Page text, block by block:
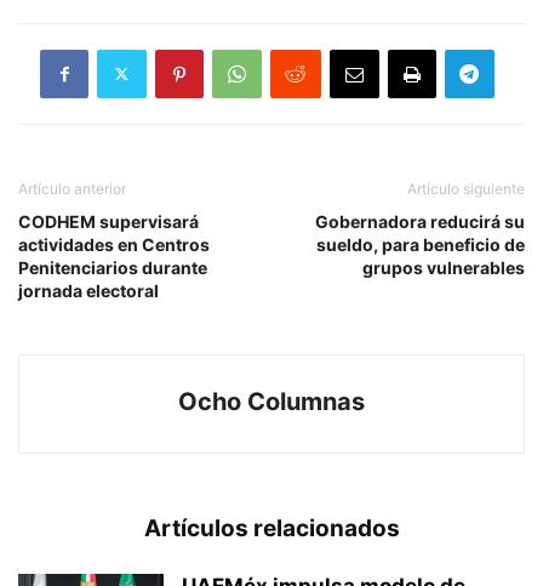
Artículo anterior
CODHEM supervisará
actividades en Centros
Penitenciarios durante
jornada electoral
Artículo siguiente
Gobernadora reducirá su
sueldo, para beneficio de
grupos vulnerables
Ocho Columnas
Artículos relacionados